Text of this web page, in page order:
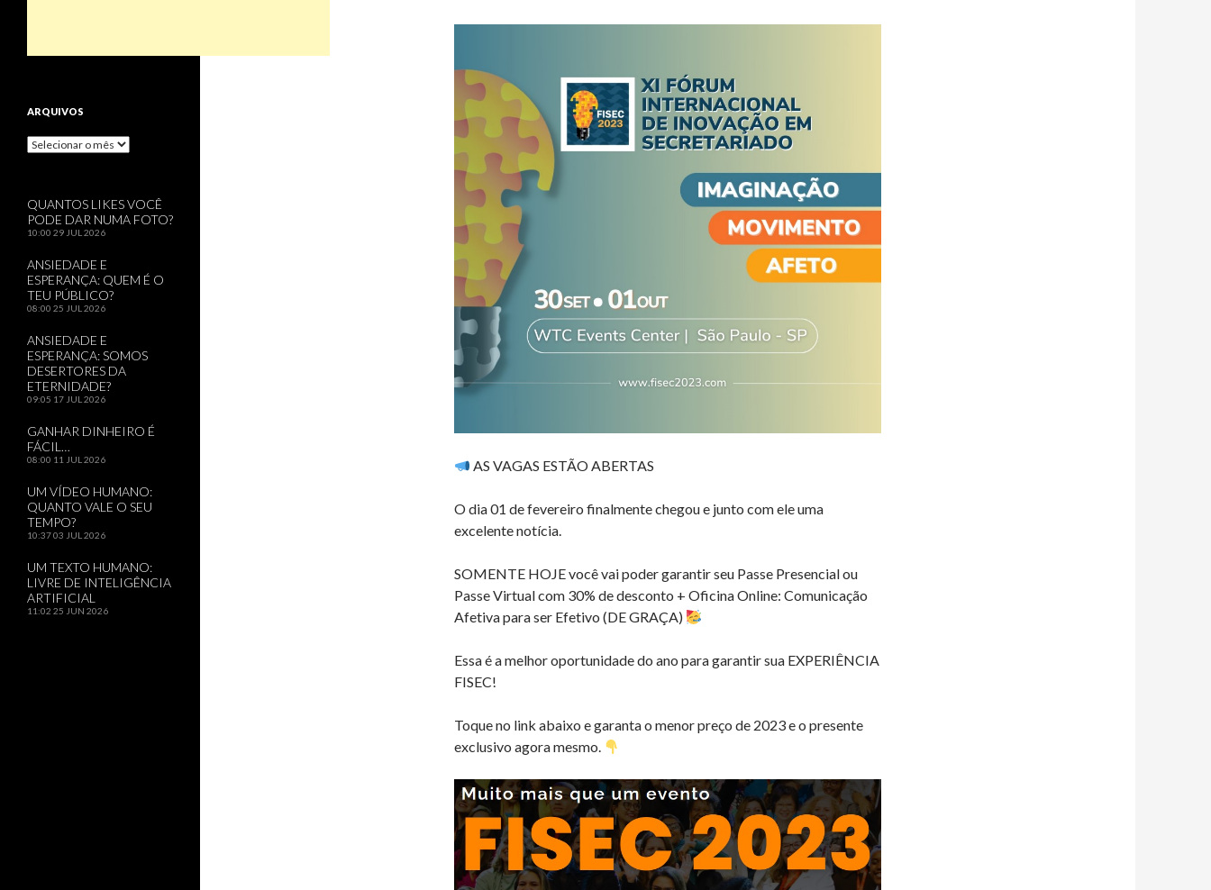
AS VAGAS ESTÃO ABERTAS
O dia 01 de fevereiro finalmente chegou e junto com ele uma
excelente notícia.
SOMENTE HOJE você vai poder garantir seu Passe Presencial ou
Passe Virtual com 30% de desconto + Oficina Online: Comunicação
Afetiva para ser Efetivo (DE GRAÇA)
Essa é a melhor oportunidade do ano para garantir sua EXPERIÊNCIA
FISEC!
Toque no link abaixo e garanta o menor preço de 2023 e o presente
exclusivo agora mesmo.
ARQUIVOS
Arquivos
QUANTOS LIKES VOCÊ
PODE DAR NUMA FOTO?
10:00 29 JUL 2026
ANSIEDADE E
ESPERANÇA: QUEM É O
TEU PÚBLICO?
08:00 25 JUL 2026
ANSIEDADE E
ESPERANÇA: SOMOS
DESERTORES DA
ETERNIDADE?
09:05 17 JUL 2026
GANHAR DINHEIRO É
FÁCIL…
08:00 11 JUL 2026
UM VÍDEO HUMANO:
QUANTO VALE O SEU
TEMPO?
10:3703 JUL 2026
UM TEXTO HUMANO:
LIVRE DE INTELIGÊNCIA
ARTIFICIAL
11:02 25 JUN 2026